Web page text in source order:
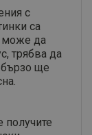
с
са
може да
трябва да
бързо ще
получите